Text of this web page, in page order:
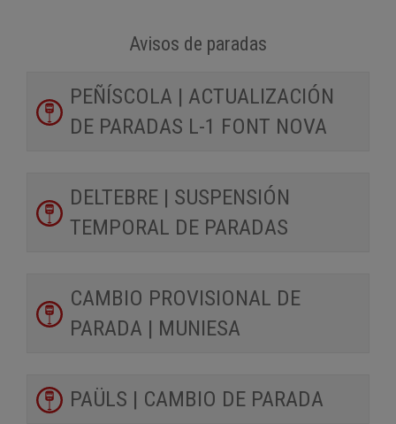
Avisos de paradas
PEÑÍSCOLA | ACTUALIZACIÓN
DE PARADAS L-1 FONT NOVA
DELTEBRE | SUSPENSIÓN
TEMPORAL DE PARADAS
CAMBIO PROVISIONAL DE
PARADA | MUNIESA
PAÜLS | CAMBIO DE PARADA